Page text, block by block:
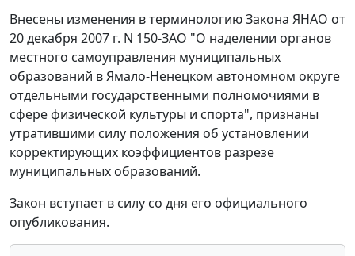
Внесены изменения в терминологию Закона ЯНАО от
20 декабря 2007 г. N 150-ЗАО "О наделении органов
местного самоуправления муниципальных
образований в Ямало-Ненецком автономном округе
отдельными государственными полномочиями в
сфере физической культуры и спорта", признаны
утратившими силу положения об установлении
корректирующих коэффициентов разрезе
муниципальных образований.
Закон вступает в силу со дня его официального
опубликования.